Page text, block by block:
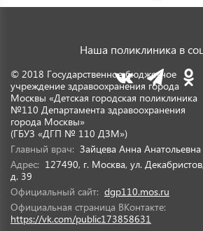
© 2018 Государственное бюджетное
учреждение здравоохранения города
Москвы «Детская городская поликлиника
№110 Департамента здравоохранения
города Москвы»
(ГБУЗ «ДГП № 110 ДЗМ»)
Главный врач: Зайцева Анна Анатольевна
Адрес: 127490, г. Москва, ул. Декабристов,
д. 39
Официальный сайт: dgp110.mos.ru
Официальная страница ВКонтакте:
https://vk.com/public173858631
Наша поликлиника в